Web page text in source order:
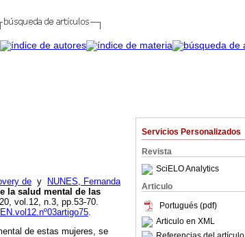
Servicios Personalizados
Revista
SciELO Analytics
Articulo
Portugués (pdf)
Articulo en XML
de y
NUNES, Fernanda
la salud mental de las
vol.12, n.3, pp.53-70.
.
de estas mujeres, se